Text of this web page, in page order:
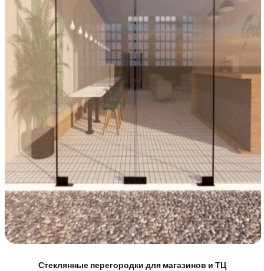
Стеклянные перегородки для магазинов и ТЦ